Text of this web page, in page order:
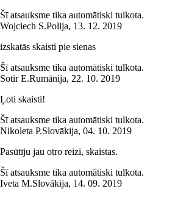
Šī atsauksme tika automātiski tulkota.
Wojciech S.Polija, 13. 12. 2019
izskatās skaisti pie sienas
Šī atsauksme tika automātiski tulkota.
Sotir E.Rumānija, 22. 10. 2019
Ļoti skaisti!
Šī atsauksme tika automātiski tulkota.
Nikoleta P.Slovākija, 04. 10. 2019
Pasūtīju jau otro reizi, skaistas.
Šī atsauksme tika automātiski tulkota.
Iveta M.Slovākija, 14. 09. 2019